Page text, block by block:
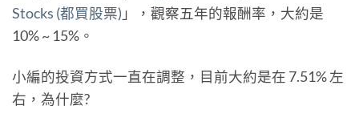
Stocks (都買股票) 」，觀察五年的報酬率，大約是
10% ~ 15%。
小編的投資方式一直在調整，目前大約是在 7.51% 左
右，為什麼?